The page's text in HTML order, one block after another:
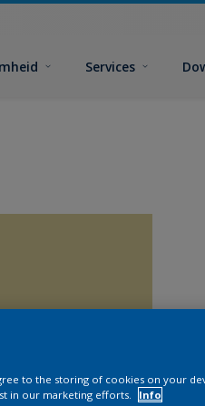
Services
to the storing of cookies on your
in our marketing efforts.
Info